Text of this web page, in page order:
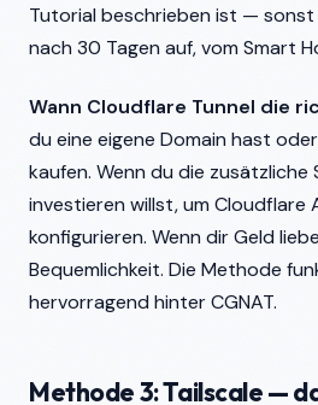
Tutorial beschrieben ist —
nach 30 Tagen auf, vom Smart
Wann Cloudflare Tunnel die
du eine eigene Domain hast
kaufen. Wenn du die
investieren willst, um Cloudflare
konfigurieren. Wenn dir Geld
Bequemlichkeit. Die Methode
hervorragend hinter CGNAT.
Methode 3: Tailscale —